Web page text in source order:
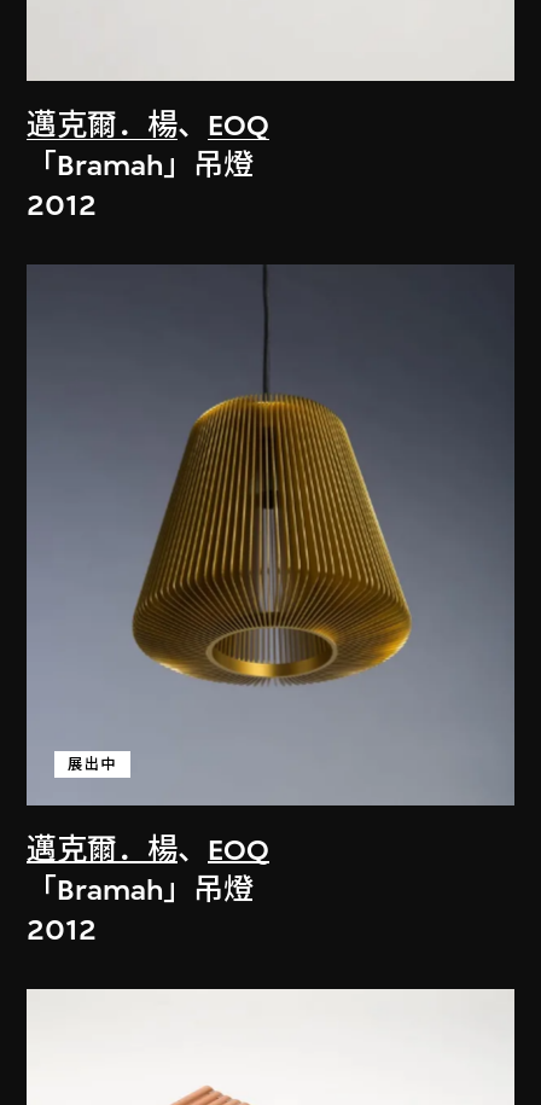
邁克爾．楊、 EOQ
「Bramah」吊燈
2012
邁克爾．楊、 EOQ
展出中
「Bramah」吊燈
2012